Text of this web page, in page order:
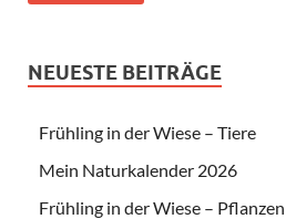
NEUESTE BEITRÄGE
Frühling in der Wiese – Tiere
Mein Naturkalender 2026
Frühling in der Wiese – Pflanzen